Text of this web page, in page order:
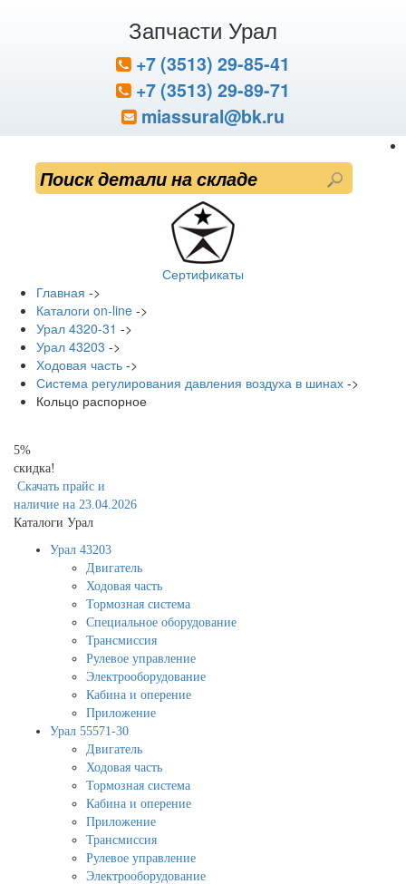
Запчасти Урал
+7 (3513) 29-85-41
+7 (3513) 29-89-71
miassural@bk.ru
Сертификаты
Главная ->
Каталоги on-line ->
Урал 4320-31 ->
Урал 43203 ->
Ходовая часть ->
Система регулирования давления воздуха в шинах ->
Кольцо распорное
5%
скидка!
Скачать прайс и
наличие на 23.04.2026
Каталоги Урал
Урал 43203
Двигатель
Ходовая часть
Тормозная система
Специальное оборудование
Трансмиссия
Рулевое управление
Электрооборудование
Кабина и оперение
Приложение
Урал 55571-30
Двигатель
Ходовая часть
Тормозная система
Кабина и оперение
Приложение
Трансмиссия
Рулевое управление
Электрооборудование